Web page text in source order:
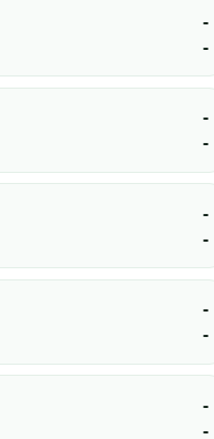
-
-
-
-
-
-
-
-
-
-